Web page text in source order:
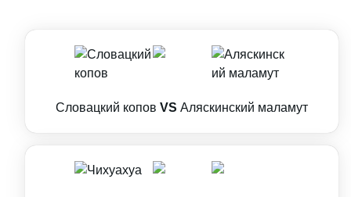
Словацкий копов VS Аляскинский маламут